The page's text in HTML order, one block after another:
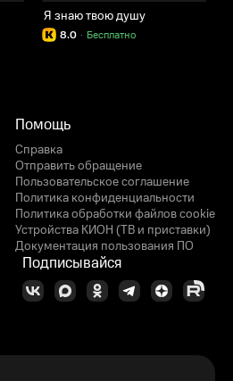
Я знаю твою душу
8.0 Бесплатно
·
Помощь
Справка
Отправить обращение
Пользовательское соглашение
Политика конфиденциальности
Политика обработки файлов cookie
Устройства КИОН (ТВ и приставки)
Документация пользования ПО
Подписывайся